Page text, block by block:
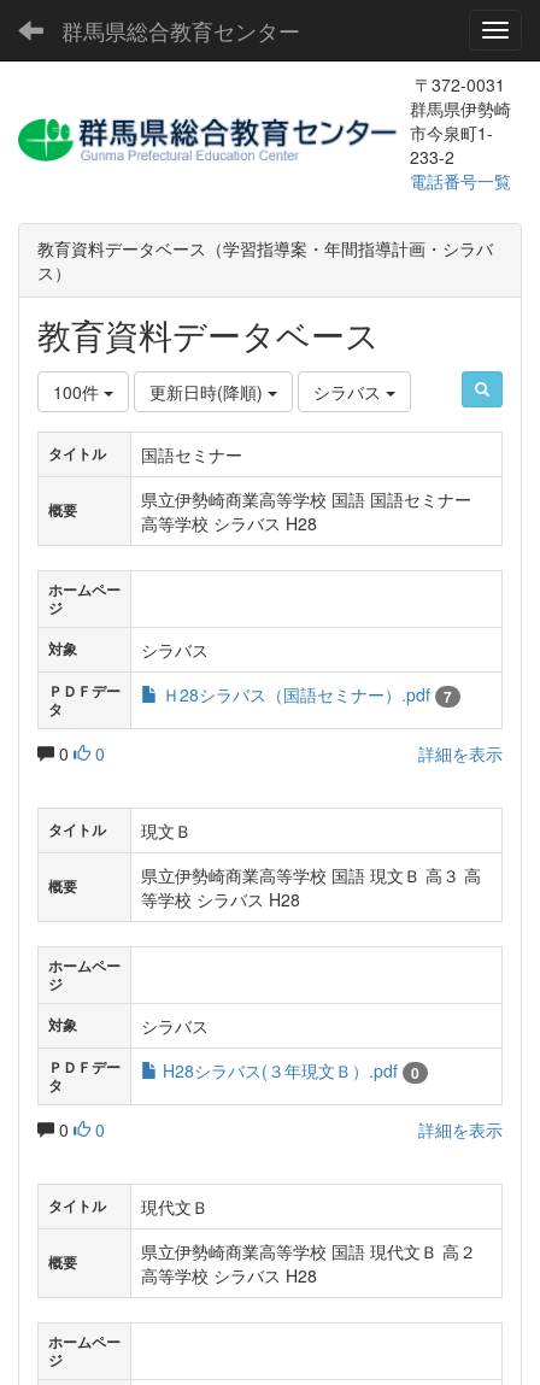
群馬県総合教育センター
〒372-0031
群馬県伊勢崎
市今泉町1-
233-2
電話番号一覧
教育資料データベース（学習指導案・年間指導計画・シラバ
ス）
教育資料データベース
100件 更新日時(降順) シラバス
タイトル 国語セミナー
概要
県立伊勢崎商業高等学校 国語 国語セミナー
高等学校 シラバス H28
ホームペー
ジ
対象
シラバス
ＰＤＦデー
タ
Ｈ28シラバス（国語セミナー）.pdf 7
0 0 詳細を表示
タイトル 現文Ｂ
概要
県立伊勢崎商業高等学校 国語 現文Ｂ 高３ 高
等学校 シラバス H28
ホームペー
ジ
対象
シラバス
ＰＤＦデー
タ
H28シラバス(３年現文Ｂ）.pdf 0
0 0 詳細を表示
タイトル 現代文Ｂ
概要
県立伊勢崎商業高等学校 国語 現代文Ｂ 高２
高等学校 シラバス H28
ホームペー
ジ